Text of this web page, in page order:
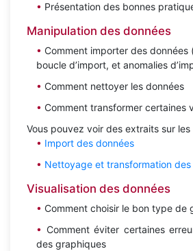
Présentation des bonnes
Manipulation des données
Comment importer des données
boucle d’import, et anomalies
Comment nettoyer les données
Comment transformer certaines
Vous pouvez voir des extraits sur
Import des données
Nettoyage et transformation des
Visualisation des données
Comment choisir le bon type de
Comment éviter certaines
des graphiques